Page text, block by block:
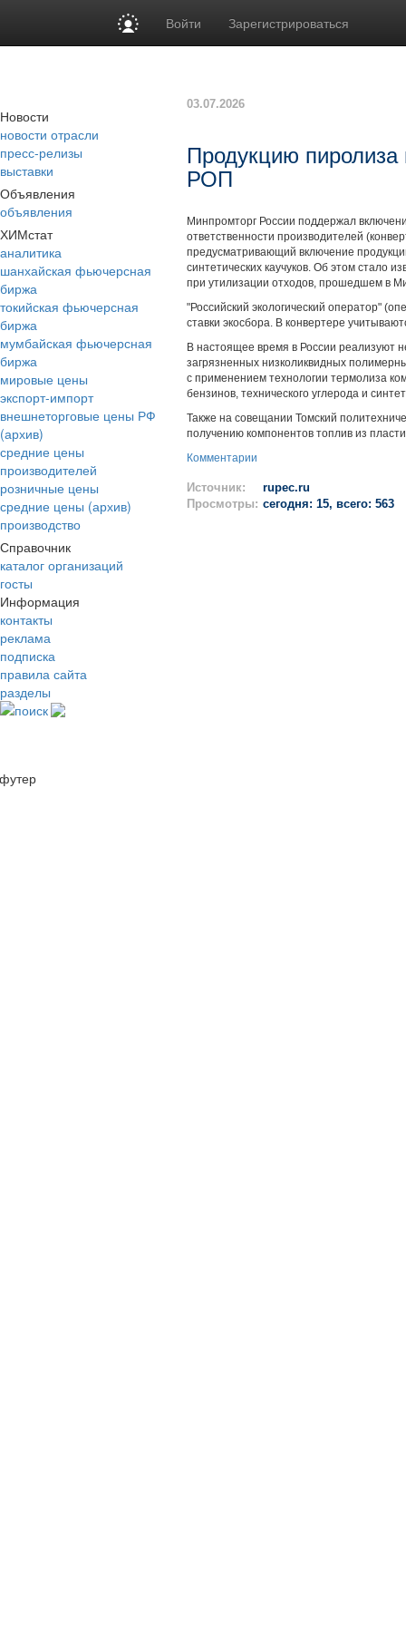
Войти Зарегистрироваться
Новости
новости отрасли
пресс-релизы
выставки
Объявления
объявления
ХИМстат
аналитика
шанхайская фьючерсная
биржа
токийская фьючерсная
биржа
мумбайская фьючерсная
биржа
мировые цены
экспорт-импорт
внешнеторговые цены РФ
(архив)
средние цены
производителей
розничные цены
средние цены (архив)
производство
Справочник
каталог организаций
госты
Информация
контакты
реклама
подписка
правила сайта
разделы
поиск
03.07.2026
Продукцию
РОП
Минпромторг России поддержал
ответственности производителей
предусматривающий включение
синтетических каучуков. Об этом стало
при утилизации отходов, прошедшем в
"Российский экологический оператор"
ставки экосбора. В конвертере
В настоящее время в России реализуют
загрязненных низколиквидных
с применением технологии термолиза
бензинов, технического углерода и
Также на совещании Томский
получению компонентов топлив из
Комментарии
Источник:
rupec.ru
Просмотры: сегодня: 15, всего: 563
футер